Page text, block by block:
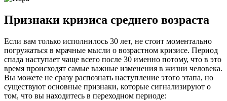
Признаки кризиса среднего возраста
Если вам только исполнилось 30 лет, не стоит моментально
погружаться в мрачные мысли о возрастном кризисе. Период
спада наступает чаще всего после 30 именно потому, что в это
время происходят самые важные изменения в жизни человека.
Вы можете не сразу распознать наступление этого этапа, но
существуют основные признаки, которые сигнализируют о
том, что вы находитесь в переходном периоде: